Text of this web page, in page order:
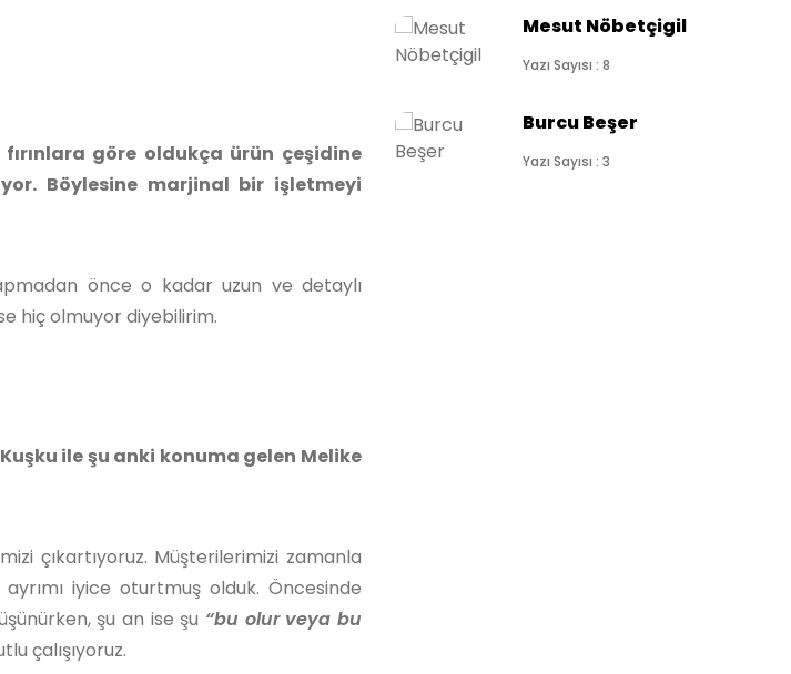
göre oldukça ürün çeşidine
Böylesine marjinal bir işletmeyi
önce o kadar uzun ve detaylı
hiç olmuyor diyebilirim.
ile şu anki konuma gelen Melike
çıkartıyoruz. Müşterilerimizi zamanla
iyice oturtmuş olduk. Öncesinde
şu an ise şu “bu olur veya bu
çalışıyoruz.
Mesut Nöbetçigil
Yazı Sayısı : 8
Burcu Beşer
Yazı Sayısı : 3